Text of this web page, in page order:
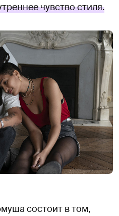
чувство стиля.
состоит в том,